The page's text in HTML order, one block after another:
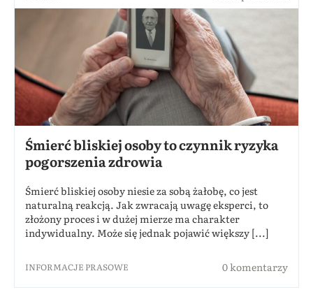
Śmierć bliskiej osoby to czynnik ryzyka
pogorszenia zdrowia
Śmierć bliskiej osoby niesie za sobą żałobę, co jest
naturalną reakcją. Jak zwracają uwagę eksperci, to
złożony proces i w dużej mierze ma charakter
indywidualny. Może się jednak pojawić większy [...]
INFORMACJE PRASOWE 0 komentarzy